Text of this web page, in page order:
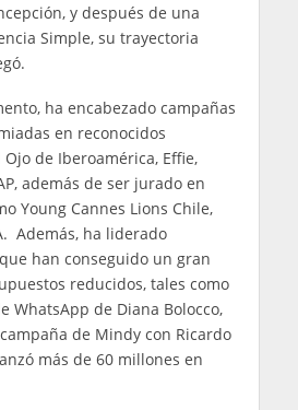
y después de una
Simple, su trayectoria
ha encabezado campañas
en reconocidos
de Iberoamérica, Effie,
además de ser jurado en
Young Cannes Lions Chile,
Además, ha liderado
han conseguido un gran
reducidos, tales como
WhatsApp de Diana Bolocco,
de Mindy con Ricardo
más de 60 millones en